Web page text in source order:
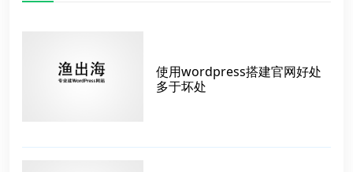
使用wordpress搭建官网好处
多于坏处